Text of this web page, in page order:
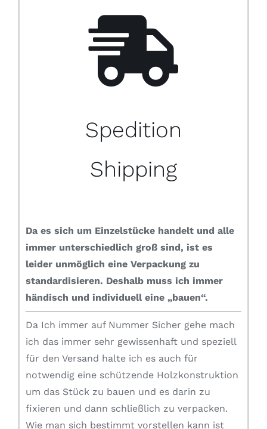
Spedition
Shipping
Da es sich um Einzelstücke handelt und alle
immer unterschiedlich groß sind, ist es
leider unmöglich eine Verpackung zu
standardisieren. Deshalb muss ich immer
händisch und individuell eine „bauen“.
Da Ich immer auf Nummer Sicher gehe mach
ich das immer sehr gewissenhaft und speziell
für den Versand halte ich es auch für
notwendig eine schützende Holzkonstruktion
um das Stück zu bauen und es darin zu
fixieren und dann schließlich zu verpacken.
Wie man sich bestimmt vorstellen kann ist